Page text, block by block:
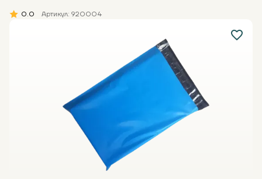
0.0 Артикул: 920004